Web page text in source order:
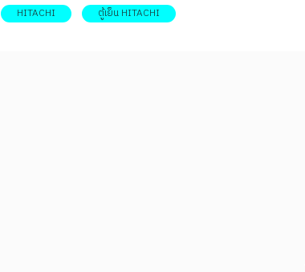
มีระดับมากขึ้น มารู้วิธีเลือกตู้เย็นอย่างชาญฉลาด ให้
HITACHI ตู้เย็น HITACHI